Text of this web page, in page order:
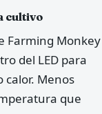
cultivo
Farming Monkey
del LED para
calor. Menos
que